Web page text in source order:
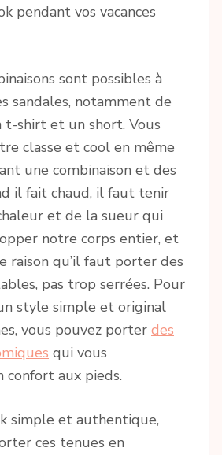
pendant vos vacances
sont possibles à
sandales, notamment de
t-shirt et un short. Vous
classe et cool en même
une combinaison et des
il fait chaud, il faut tenir
et de la sueur qui
notre corps entier, et
raison qu’il faut porter des
pas trop serrées. Pour
style simple et original
vous pouvez porter des
qui vous
confort aux pieds.
simple et authentique,
ces tenues en